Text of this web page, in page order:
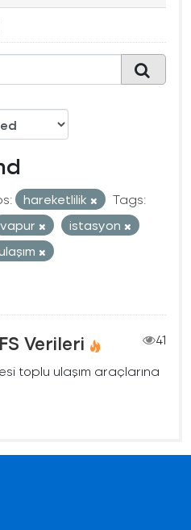
hareketlilik
Tags:
vapur
istasyon
Verileri
41
toplu ulaşım araçlarına